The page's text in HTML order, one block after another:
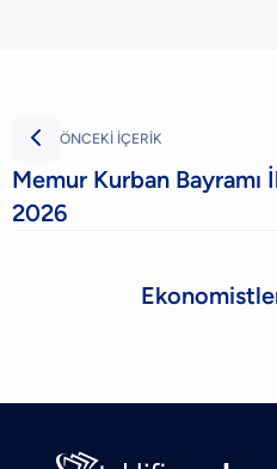
 ÖNCEKİ İÇERİK
Memur Kurban Bayramı
2026